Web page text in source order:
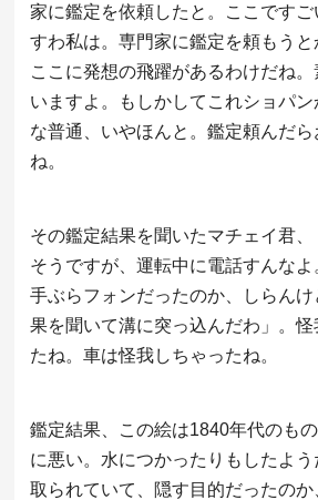
家に鑑定を依頼したと。ここです
すわ私は。専門家に鑑定を頼もうと
ここに発想の飛躍があるわけだね
いますよ。もしかしてこれショパ
な普通、いやほんと。鑑定頼んだ
ね。
その鑑定結果を聞いたマチェイ君
そうですが、運転中に電話すんなよ
手ぶらフォンだったのか、しらん
果を聞いて溝に突っ込んだわ」。
たね。車は怪我しちゃったね。
鑑定結果、この絵は1840年代のも
に悪い。水につかったりもしたよう
取られていて、隠す目的だったの